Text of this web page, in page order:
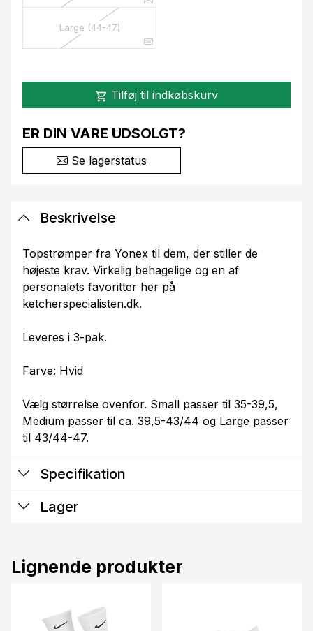
Large (44-47)
shopping_cart Tilføj til indkøbskurv
ER DIN VARE UDSOLGT?
Se lagerstatus
Beskrivelse
Topstrømper fra Yonex til dem, der stiller de
højeste krav. Virkelig behagelige og en af
personalets favoritter her på
ketcherspecialisten.dk.
Leveres i 3-pak.
Farve: Hvid
Vælg størrelse ovenfor. Small passer til 35-39,5,
Medium passer til ca. 39,5-43/44 og Large passer
til 43/44-47.
Specifikation
Lager
Lignende produkter